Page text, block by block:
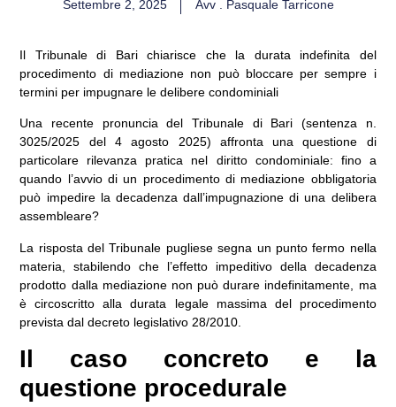
Settembre 2, 2025 Avv . Pasquale Tarricone
Il Tribunale di Bari chiarisce che la durata indefinita del
procedimento di mediazione non può bloccare per sempre i
termini per impugnare le delibere condominiali
Una recente pronuncia del Tribunale di Bari (sentenza n.
3025/2025 del 4 agosto 2025) affronta una questione di
particolare rilevanza pratica nel diritto condominiale: fino a
quando l’avvio di un procedimento di mediazione obbligatoria
può impedire la decadenza dall’impugnazione di una delibera
assembleare?
La risposta del Tribunale pugliese segna un punto fermo nella
materia, stabilendo che l’effetto impeditivo della decadenza
prodotto dalla mediazione non può durare indefinitamente , ma
è circoscritto alla durata legale massima del procedimento
prevista dal decreto legislativo 28/2010.
Il caso concreto e la
questione procedurale